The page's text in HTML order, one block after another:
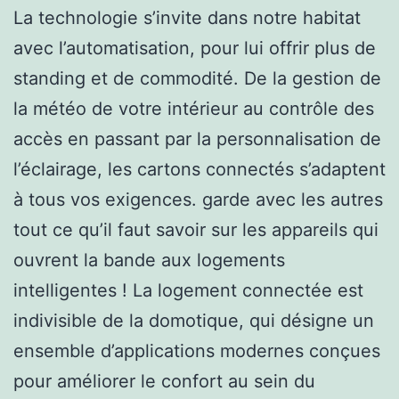
La technologie s’invite dans notre habitat
avec l’automatisation, pour lui offrir plus de
standing et de commodité. De la gestion de
la météo de votre intérieur au contrôle des
accès en passant par la personnalisation de
l’éclairage, les cartons connectés s’adaptent
à tous vos exigences. garde avec les autres
tout ce qu’il faut savoir sur les appareils qui
ouvrent la bande aux logements
intelligentes ! La logement connectée est
indivisible de la domotique, qui désigne un
ensemble d’applications modernes conçues
pour améliorer le confort au sein du